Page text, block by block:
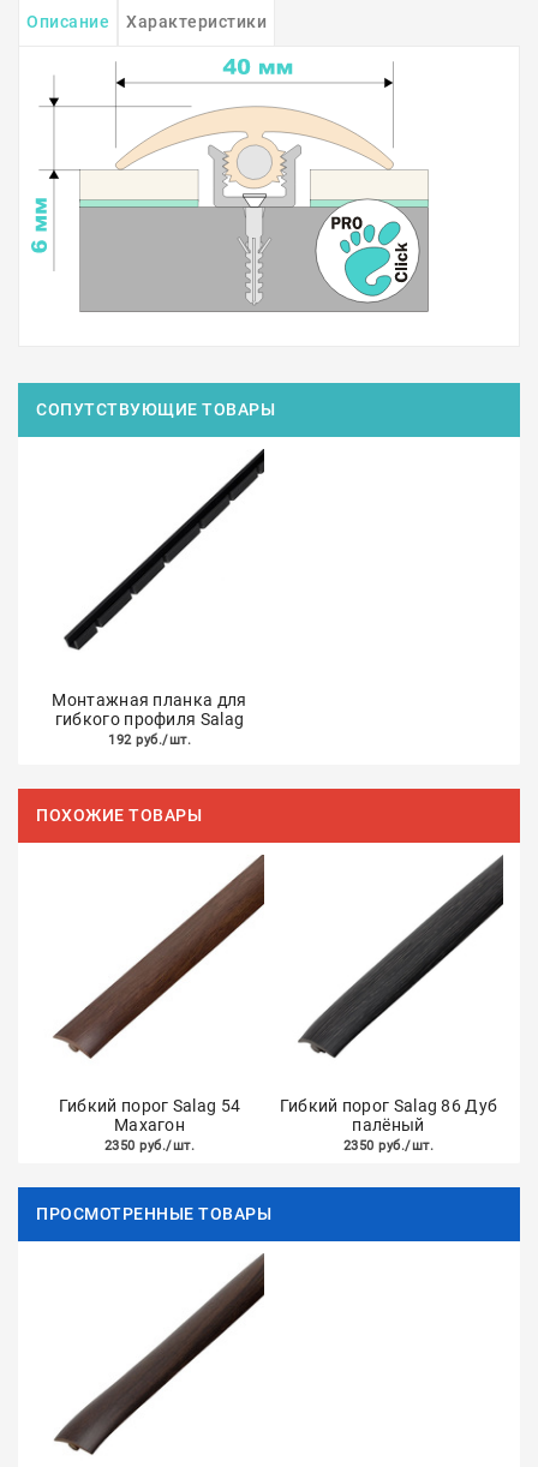
Описание Характеристики
СОПУТСТВУЮЩИЕ ТОВАРЫ
Монтажная планка для
гибкого профиля Salag
192 руб./шт.
ПОХОЖИЕ ТОВАРЫ
Гибкий порог Salag 54
Махагон
2350 руб./шт.
Гибкий порог Salag 86 Дуб
палёный
2350 руб./шт.
ПРОСМОТРЕННЫЕ ТОВАРЫ